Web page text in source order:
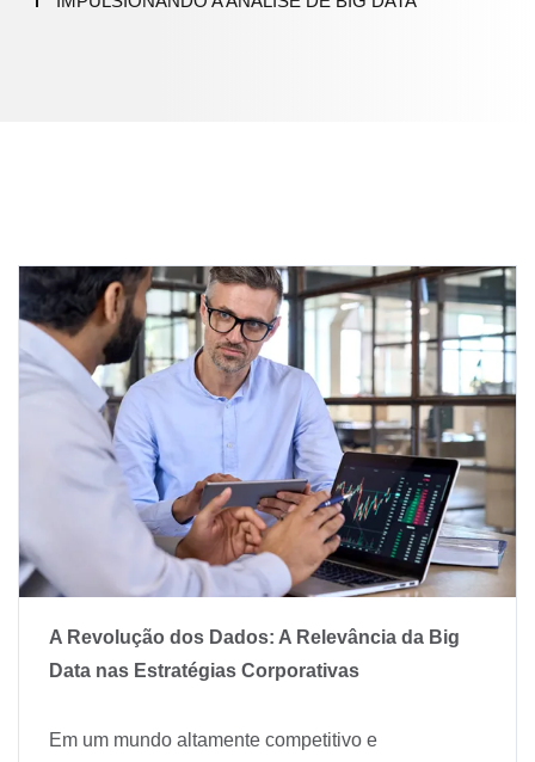
A Revolução dos Dados: A Relevância da Big
Data nas Estratégias Corporativas
Em um mundo altamente competitivo e